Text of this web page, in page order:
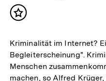
Inhalt
Kriminalität im Internet?
Begleiterscheinung".
Menschen
machen, so Alfred